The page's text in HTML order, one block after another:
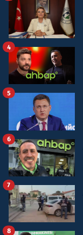
4
5
6
7
8